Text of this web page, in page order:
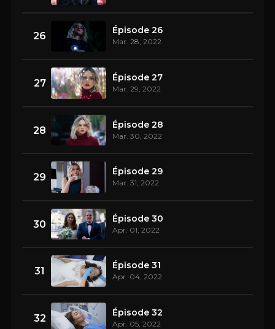
26 Épisode 26
Mar. 28, 2022
27 Épisode 27
Mar. 29, 2022
28 Épisode 28
Mar. 30, 2022
29 Épisode 29
Mar. 31, 2022
30 Épisode 30
Apr. 01, 2022
31 Épisode 31
Apr. 04, 2022
32 Épisode 32
Apr. 05, 2022